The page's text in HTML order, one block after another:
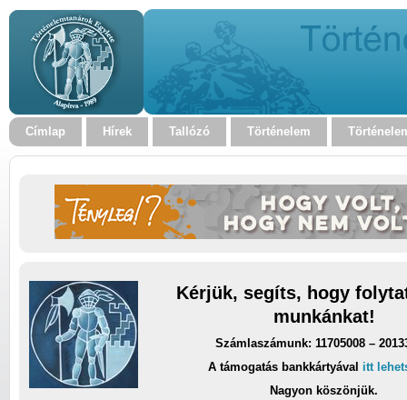
Címlap Hírek Tallózó Történelem
Kérjük, segíts, hogy
munkánkat!
Számlaszámunk: 11705008 –
A támogatás bankkártyával itt
Nagyon köszönjük.